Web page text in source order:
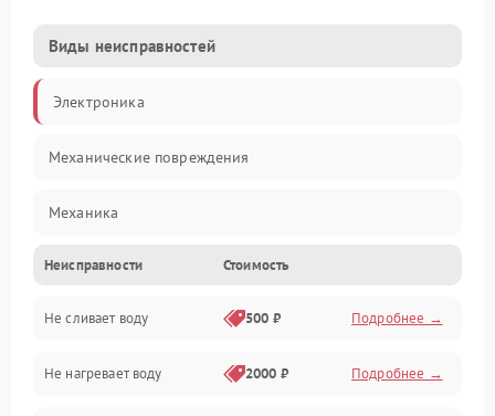
Виды неисправностей
Электроника
Механические повреждения
Механика
Управление
Электропитание
Датчики
Неисправности Стоимость
Не сливает воду 500 ₽ Подробнее →
Не нагревает воду 2000 ₽ Подробнее →